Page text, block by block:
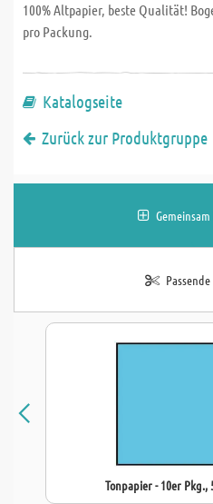
100% Altpapier, beste Qualität!
pro Packung.
Katalogseite
Zurück zur Produktgruppe
Tonpapier - 10er Pkg.,